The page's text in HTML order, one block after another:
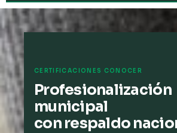
CERTIFICACIONES CONOCER
Profesionalización
municipal
con respaldo